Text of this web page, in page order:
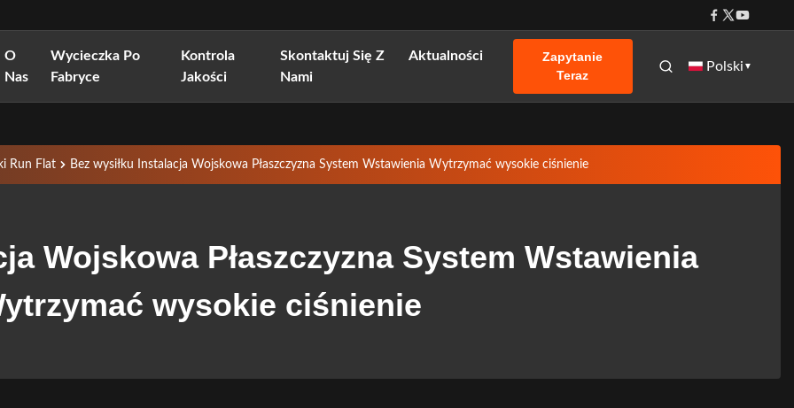
O
Nas
Wycieczka Po
Fabryce
Kontrola
Jakości
Skontaktuj Się Z
Nami
Aktualności
Zapytanie
Teraz
Polski ▼
Run Flat Bez wysiłku Instalacja Wojskowa Płaszczyzna System Wstawienia Wytrzymać wysokie ciśnienie
Wojskowa Płaszczyzna System Wstawienia
wysokie ciśnienie